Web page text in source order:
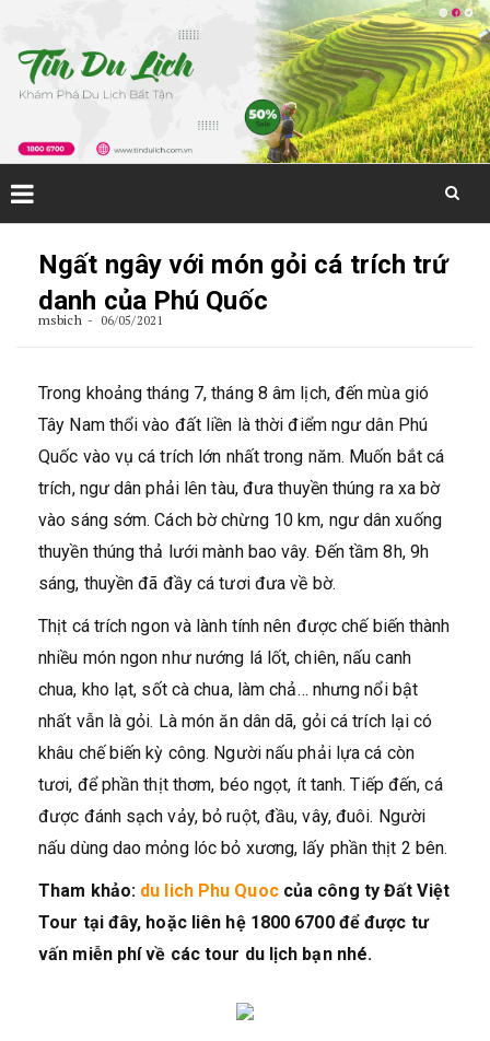
Ngất ngây với món gỏi cá trích trứ
danh của Phú Quốc
msbich 06/05/2021
Trong khoảng tháng 7, tháng 8 âm lịch, đến mùa gió
Tây Nam thổi vào đất liền là thời điểm ngư dân Phú
Quốc vào vụ cá trích lớn nhất trong năm. Muốn bắt cá
trích, ngư dân phải lên tàu, đưa thuyền thúng ra xa bờ
vào sáng sớm. Cách bờ chừng 10 km, ngư dân xuống
thuyền thúng thả lưới mành bao vây. Đến tầm 8h, 9h
sáng, thuyền đã đầy cá tươi đưa về bờ.
Thịt cá trích ngon và lành tính nên được chế biến thành
nhiều món ngon như nướng lá lốt, chiên, nấu canh
chua, kho lạt, sốt cà chua, làm chả… nhưng nổi bật
nhất vẫn là gỏi. Là món ăn dân dã, gỏi cá trích lại có
khâu chế biến kỳ công. Người nấu phải lựa cá còn
tươi, để phần thịt thơm, béo ngọt, ít tanh. Tiếp đến, cá
được đánh sạch vảy, bỏ ruột, đầu, vây, đuôi. Người
nấu dùng dao mỏng lóc bỏ xương, lấy phần thịt 2 bên.
Tham khảo: du lich Phu Quoccủa công ty Đất Việt
Tour tại đây, hoặc liên hệ 1800 6700 để được tư
vấn miễn phí về các tour du lịch bạn nhé.